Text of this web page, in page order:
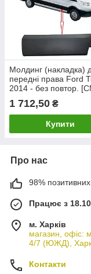
Молдинг (накладка)
передні права Ford
2014 - без повтор.
1 712,50 ₴
Купити
Про нас
98% позитивних
Працює з
м. Харків
магазин, офіс:
4/7 (ЮЖД),
Контакти